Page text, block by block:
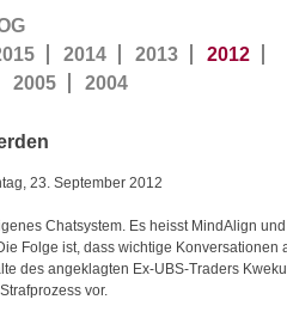
2014 2013
2012
2005 2004
23. September 2012
Chatsystem. Es heisst MindAlign
Folge ist, dass wichtige
des angeklagten Ex-UBS-Traders
vor.